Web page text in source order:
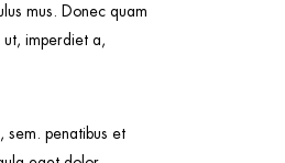
mus. Donec quam
imperdiet a,
sem. penatibus et